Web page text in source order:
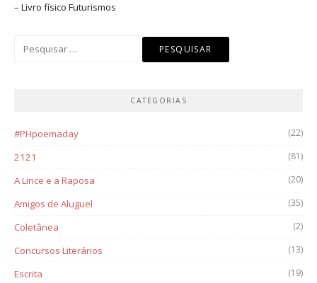
– Livro físico Futurismos
CATEGORIAS
#PHpoemaday (22)
2121 (81)
A Lince e a Raposa (20)
Amigos de Aluguel (35)
Coletânea (2)
Concursos Literários (13)
Escrita (19)